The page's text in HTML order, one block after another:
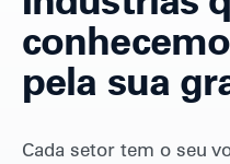
pela sua
Cada setor tem o seu